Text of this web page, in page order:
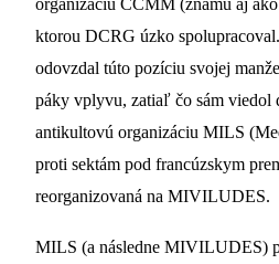
organizáciu CCMM (známu aj
ktorou DCRG úzko
odovzdal túto pozíciu svojej
páky vplyvu, zatiaľ čo sám viedol
antikultovú organizáciu MILS
proti sektám pod francúzskym
reorganizovaná na MIVILUDES.
MILS (a následne MIVILUDES)